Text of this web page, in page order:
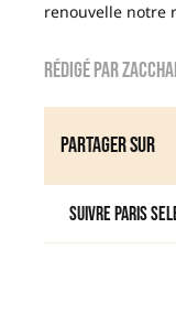
renouvelle notre
Rédigé par
Partager sur
Suivre Paris